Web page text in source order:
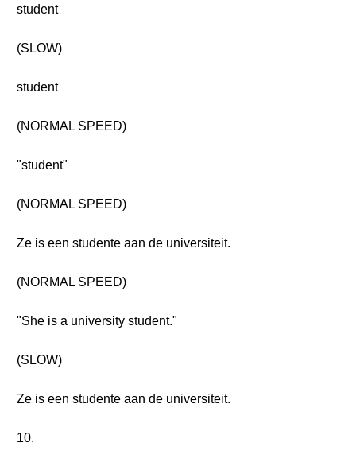
student
(SLOW)
student
(NORMAL SPEED)
"student"
(NORMAL SPEED)
Ze is een studente aan de universiteit.
(NORMAL SPEED)
"She is a university student."
(SLOW)
Ze is een studente aan de universiteit.
10.